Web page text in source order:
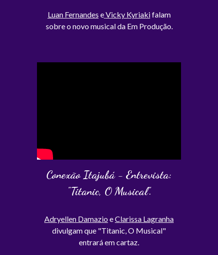
Luan Fernandes eVicky Kyriakifalam
sobre o novo musical da Em Produção.
Conexão Itajubá - Entrevista:
"Titanic, O Musical".
Adryellen DamazioeClarissa Lagranha
divulgam que "Titanic, O Musical"
entrará em cartaz.